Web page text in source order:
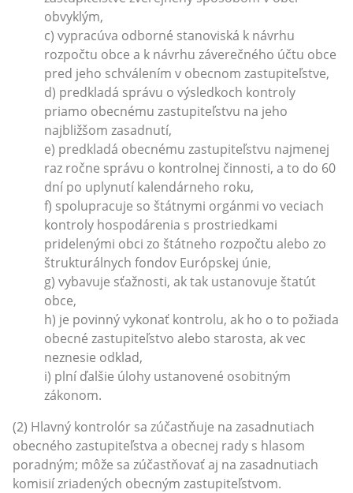
obvyklým,
c) vypracúva odborné stanoviská k návrhu
rozpočtu obce a k návrhu záverečného účtu obce
pred jeho schválením v obecnom zastupiteľstve,
d) predkladá správu o výsledkoch kontroly
priamo obecnému zastupiteľstvu na jeho
najbližšom zasadnutí,
e) predkladá obecnému zastupiteľstvu najmenej
raz ročne správu o kontrolnej činnosti, a to do 60
dní po uplynutí kalendárneho roku,
f) spolupracuje so štátnymi orgánmi vo veciach
kontroly hospodárenia s prostriedkami
pridelenými obci zo štátneho rozpočtu alebo zo
štrukturálnych fondov Európskej únie,
g) vybavuje sťažnosti, ak tak ustanovuje štatút
obce,
h) je povinný vykonať kontrolu, ak ho o to požiada
obecné zastupiteľstvo alebo starosta, ak vec
neznesie odklad,
i) plní ďalšie úlohy ustanovené osobitným
zákonom.
(2) Hlavný kontrolór sa zúčastňuje na zasadnutiach
obecného zastupiteľstva a obecnej rady s hlasom
poradným; môže sa zúčastňovať aj na zasadnutiach
komisií zriadených obecným zastupiteľstvom.